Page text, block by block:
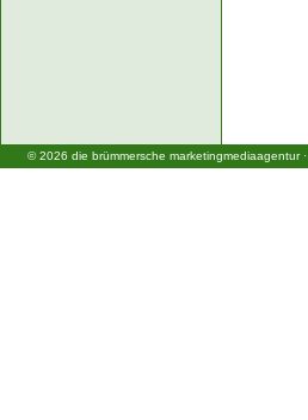
© 2026 die brümmersche marketingmediaagentur·